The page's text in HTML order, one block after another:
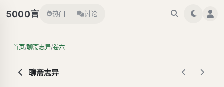
5000言 热门 讨论
首页/聊斋志异/卷六
聊斋志异